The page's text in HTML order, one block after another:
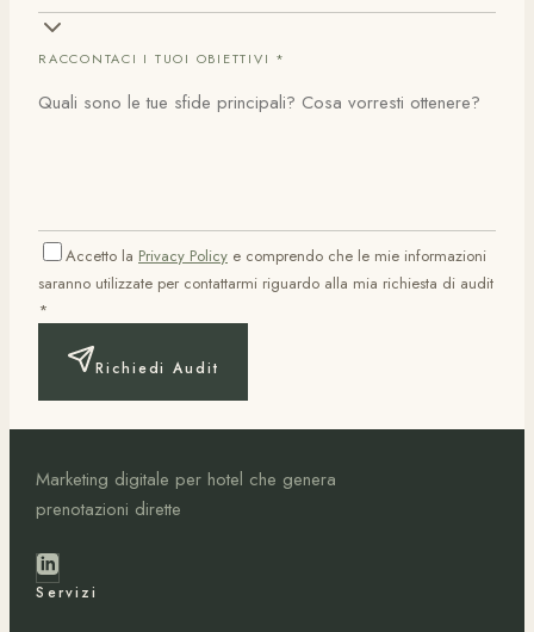
RACCONTACI I TUOI OBIETTIVI *
Accetto la Privacy Policy e comprendo che le mie informazioni
saranno utilizzate per contattarmi riguardo alla mia richiesta di audit
*
Richiedi Audit
Marketing digitale per hotel che genera
prenotazioni dirette
Servizi